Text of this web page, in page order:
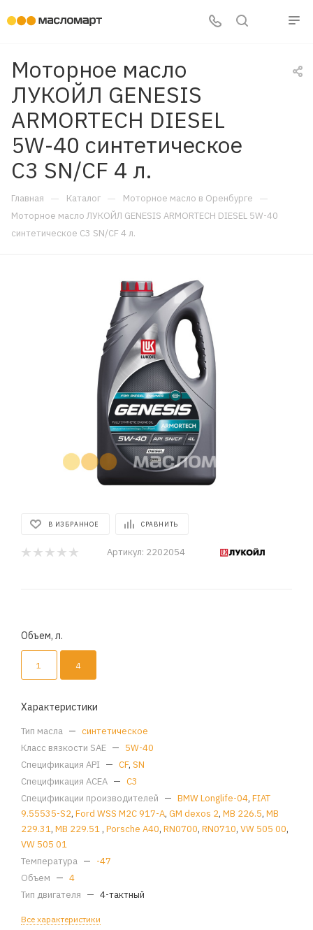
Моторное масло
ЛУКОЙЛ GENESIS
ARMORTECH DIESEL
5W-40 синтетическое
C3 SN/CF 4 л.
Главная — Каталог — Моторное масло в Оренбурге —
Моторное масло ЛУКОЙЛ GENESIS ARMORTECH DIESEL 5W-40
синтетическое C3 SN/CF 4 л.
В ИЗБРАННОЕ СРАВНИТЬ
Артикул: 2202054
Объем, л.
1 4
Характеристики
Тип масла — синтетическое
Класс вязкости SAE — 5W-40
Спецификация API — CF, SN
Спецификация ACEA — C3
Спецификации производителей — BMW Longlife-04, FIAT
9.55535-S2, Ford WSS M2C 917-A, GM dexos 2, MB 226.5, MB
229.31, MB 229.51, Porsche A40, RN0700, RN0710, VW 505 00,
VW 505 01
Температура — -47
Объем — 4
Тип двигателя — 4-тактный
Все характеристики